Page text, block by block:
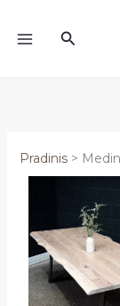
turinio
Paieška
Pradinis